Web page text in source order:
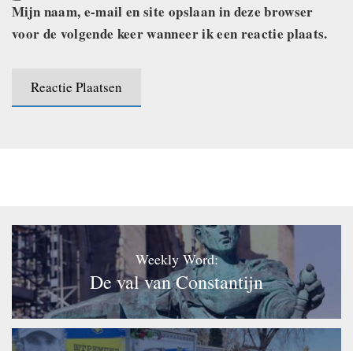
Mijn naam, e-mail en site opslaan in deze browser
voor de volgende keer wanneer ik een reactie plaats.
Weekly Word:
De val van Constantijn